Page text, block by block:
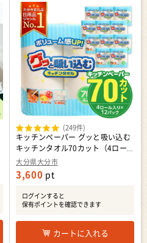
大分県大分市
キッチンペーパー グッと吸い込む
キッチンタオル70カット（4ロー
ル×12パック） R14019
(249件)
3,600 pt
ログインすると
保有ポイントを確認できます
カートに入れる